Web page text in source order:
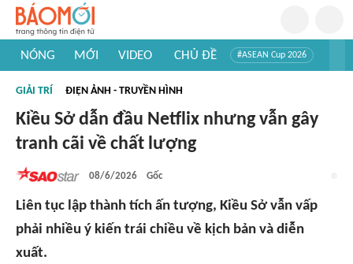
NÓNG MỚI VIDEO CHỦ ĐỀ #ASEAN Cup 2026
#Khám phá thế giới
GIẢI TRÍ ĐIỆN ẢNH - TRUYỀN HÌNH
Kiều Sở dẫn đầu Netflix nhưng vẫn gây
tranh cãi về chất lượng
08/6/2026 Gốc
Liên tục lập thành tích ấn tượng, Kiều Sở vẫn vấp
phải nhiều ý kiến trái chiều về kịch bản và diễn
xuất.